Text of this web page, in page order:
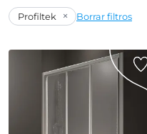
Profiltek × Borrar filtros